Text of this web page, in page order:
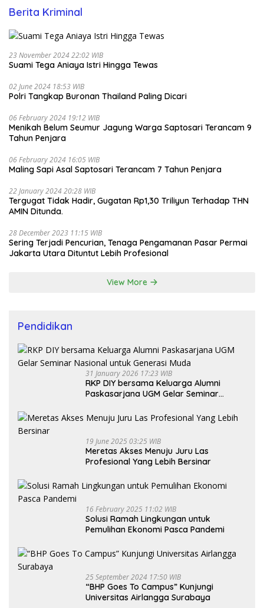
Berita Kriminal
23 November 2024 22:02 WIB
Suami Tega Aniaya Istri Hingga Tewas
02 June 2024 18:53 WIB
Polri Tangkap Buronan Thailand Paling Dicari
06 February 2024 19:12 WIB
Menikah Belum Seumur Jagung Warga Saptosari Terancam 9
Tahun Penjara
06 February 2024 16:05 WIB
Maling Sapi Asal Saptosari Terancam 7 Tahun Penjara
22 January 2024 20:28 WIB
Tergugat Tidak Hadir, Gugatan Rp1,30 Triliyun Terhadap THN
AMIN Ditunda.
28 December 2023 11:15 WIB
Sering Terjadi Pencurian, Tenaga Pengamanan Pasar Permai
Jakarta Utara Dituntut Lebih Profesional
View More
Pendidikan
31 January 2026 17:23 WIB
RKP DIY bersama Keluarga Alumni
Paskasarjana UGM Gelar Seminar
19 June 2025 03:25 WIB
Meretas Akses Menuju Juru Las
Profesional Yang Lebih Bersinar
16 February 2025 11:02 WIB
Solusi Ramah Lingkungan untuk
Pemulihan Ekonomi Pasca Pandemi
25 September 2024 17:50 WIB
“BHP Goes To Campus” Kunjungi
Universitas Airlangga Surabaya